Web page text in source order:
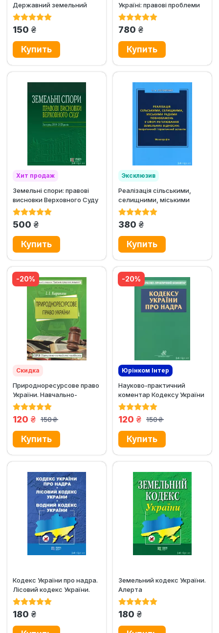
Державний земельний
кадастр», "Про...
150 грн.
Україні: правові проблеми
780 грн.
Хит продаж
Земельні спори: правові
висновки Верховного Суду
за період 2018-2021 років
500 грн.
Эксклюзив
Реалізація сільськими,
селищними, міськими
радами повноважень у
380 грн.
Скидка
Природноресурсове право
України. Навчально-
методичний посібник
-20%
150
грн.
120 грн.
Юрінком Iнтер
Науково-практичний
коментар Кодексу України
про надра
-20%
150
грн.
120 грн.
Кодекс України про надра.
Лісовий кодекс України.
Водний кодекс України....
180 грн.
Земельний кодекс України.
Алерта
180 грн.